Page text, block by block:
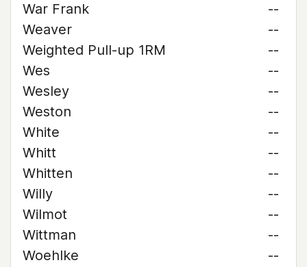
War Frank
--
Weaver
--
Weighted Pull-up 1RM
--
Wes
--
Wesley
--
Weston
--
White
--
Whitt
--
Whitten
--
Willy
--
Wilmot
--
Wittman
--
Woehlke
--